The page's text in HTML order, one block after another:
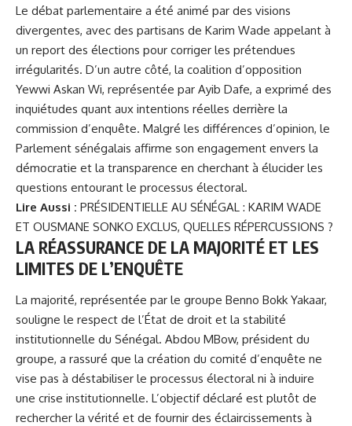
Le débat parlementaire a été animé par des visions
divergentes, avec des partisans de Karim Wade appelant à
un report des élections pour corriger les prétendues
irrégularités. D’un autre côté, la coalition d’opposition
Yewwi Askan Wi, représentée par Ayib Dafe, a exprimé des
inquiétudes quant aux intentions réelles derrière la
commission d’enquête. Malgré les différences d’opinion, le
Parlement sénégalais affirme son engagement envers la
démocratie et la transparence en cherchant à élucider les
questions entourant le processus électoral.
Lire Aussi : PRÉSIDENTIELLE AU SÉNÉGAL : KARIM WADE
ET OUSMANE SONKO EXCLUS, QUELLES RÉPERCUSSIONS ?
LA RÉASSURANCE DE LA MAJORITÉ ET LES
LIMITES DE L’ENQUÊTE
La majorité, représentée par le groupe Benno Bokk Yakaar,
souligne le respect de l’État de droit et la stabilité
institutionnelle du Sénégal. Abdou MBow, président du
groupe, a rassuré que la création du comité d’enquête ne
vise pas à déstabiliser le processus électoral ni à induire
une crise institutionnelle. L’objectif déclaré est plutôt de
rechercher la vérité et de fournir des éclaircissements à